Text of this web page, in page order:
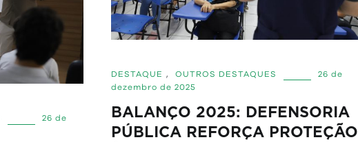
DESTAQUE , OUTROS DESTAQUES
26 de
dezembro de 2025
BALANÇO 2025: DEFENSORIA
PÚBLICA REFORÇA PROTEÇÃO
26 de